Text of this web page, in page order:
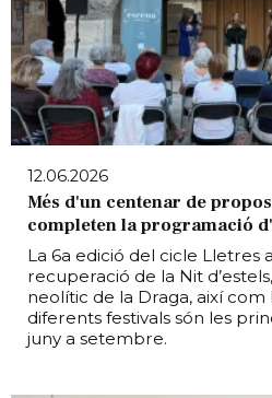
12.06.2026
Més d'un centenar de
completen la programació
La 6a edició del cicle Lletres
recuperació de la Nit
neolític de la Draga, així
diferents festivals són les
juny a setembre.